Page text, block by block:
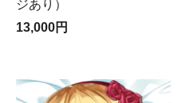
ジあり）
13,000円